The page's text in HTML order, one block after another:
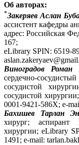
Об авторах:
*Закеряев Аслан
ассистент кафедры
адрес: Российская
167;
eLibrary SPIN: 6519-
Виноградов Роман
сердечно-
сосудистой
сосудистой
0001-9421-586X; e-
Бахишев Тарлан
хирург; аспирант
хирургии; eLibrary
1491; e-mail: